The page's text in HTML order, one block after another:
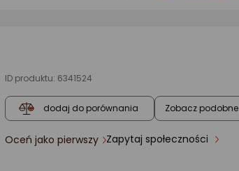
ID produktu: 6341524
dodaj do porównania Zobacz podobne
ocena
Oceń jako pierwszy Zapytaj społeczności